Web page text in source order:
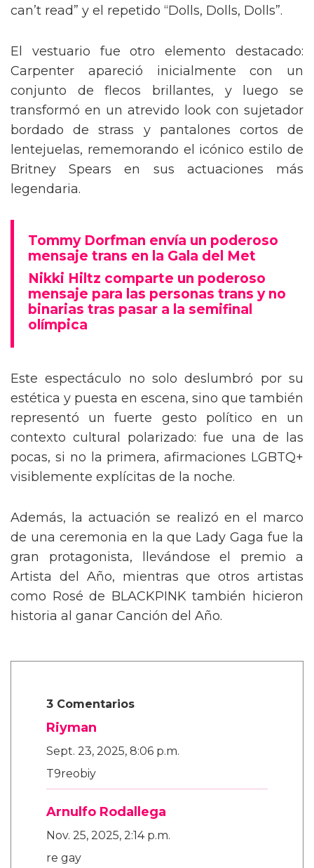
can’t read” y el repetido “Dolls, Dolls, Dolls”.
El vestuario fue otro elemento destacado:
Carpenter apareció inicialmente con un
conjunto de flecos brillantes, y luego se
transformó en un atrevido look con sujetador
bordado de strass y pantalones cortos de
lentejuelas, rememorando el icónico estilo de
Britney Spears en sus actuaciones más
legendaria.
Tommy Dorfman envía un poderoso
mensaje trans en la Gala del Met
Nikki Hiltz comparte un poderoso
mensaje para las personas trans y no
binarias tras pasar a la semifinal
olímpica
Este espectáculo no solo deslumbró por su
estética y puesta en escena, sino que también
representó un fuerte gesto político en un
contexto cultural polarizado: fue una de las
pocas, si no la primera, afirmaciones LGBTQ+
visiblemente explícitas de la noche.
Además, la actuación se realizó en el marco
de una ceremonia en la que Lady Gaga fue la
gran protagonista, llevándose el premio a
Artista del Año, mientras que otros artistas
como Rosé de BLACKPINK también hicieron
historia al ganar Canción del Año.
3 Comentarios
Riyman
Sept. 23, 2025, 8:06 p.m.
T9reobiy
Arnulfo Rodallega
Nov. 25, 2025, 2:14 p.m.
re gay